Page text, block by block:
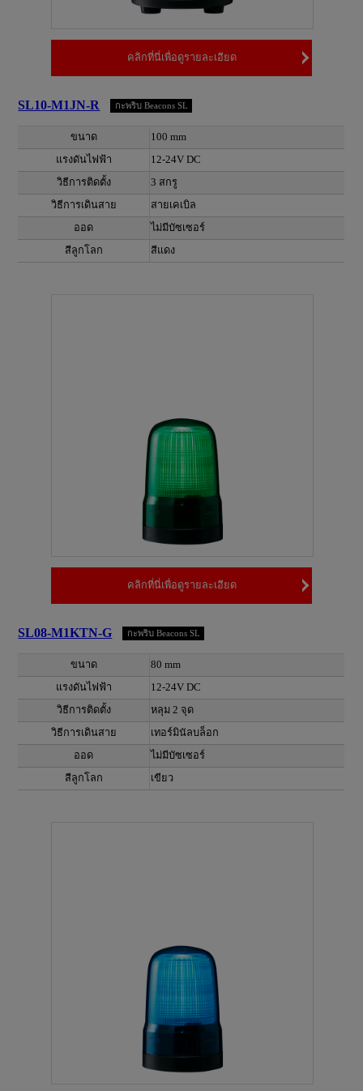
คลิกที่นี่เพื่อดูรายละเอียด
SL10-M1JN-R กะพริบ Beacons SL
ขนาด
100 mm
แรงดันไฟฟ้า
12-24V DC
วิธีการติดตั้ง
3 สกรู
วิธีการเดินสาย
สายเคเบิล
ออด
ไม่มีบัซเซอร์
สีลูกโลก
สีแดง
คลิกที่นี่เพื่อดูรายละเอียด
SL08-M1KTN-G กะพริบ Beacons SL
ขนาด
80 mm
แรงดันไฟฟ้า
12-24V DC
วิธีการติดตั้ง
หลุม 2 จุด
วิธีการเดินสาย
เทอร์มินัลบล็อก
ออด
ไม่มีบัซเซอร์
สีลูกโลก
เขียว